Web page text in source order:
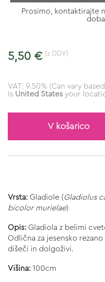
Prosimo, kontaktirajte
5,50 € (z DDV)
VAT: 9.50% (Can vary
Is United States your
V košarico
Vrsta: Gladiole (Gladiolus
bicolor murielae)
Opis: Gladiola z belimi
Odlična za jesensko
dišeči in dolgoživi.
Višina: 100cm